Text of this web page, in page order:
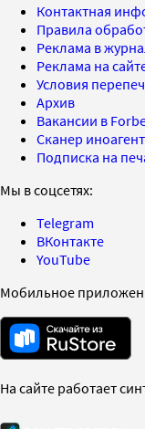
Контактная
Правила
Реклама в
Реклама на
Условия
Архив
Вакансии в
Сканер
Подписка на
Мы в соцсетях:
Telegram
ВКонтакте
YouTube
Мобильное
На сайте работает